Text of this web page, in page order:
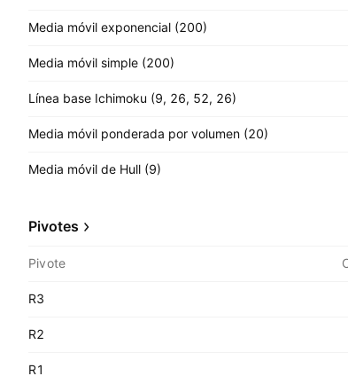
Media móvil exponencial (200)
Media móvil simple (200)
Línea base Ichimoku (9, 26, 52, 26)
Media móvil ponderada por volumen (20)
Media móvil de Hull (9)
Pivotes
Pivote
R3
R2
R1